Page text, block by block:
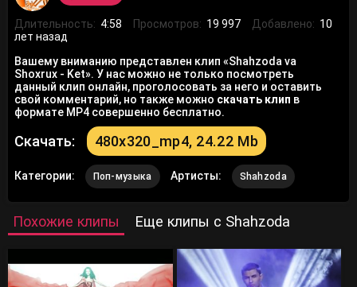
Длительность: 4:58 Просмотров: 19 997 Добавлено: 10
лет назад
Вашему вниманию представлен клип «Shahzoda va
Shoxrux - Ket». У нас можно не только посмотреть
данный клип онлайн, проголосовать за него и оставить
свой комментарий, но также можно скачать клип в
формате MP4 совершенно бесплатно.
Скачать: 480x320_mp4, 24.22 Mb
Категории: Поп-музыка Артисты: Shahzoda
Похожие клипы Еще клипы с Shahzoda